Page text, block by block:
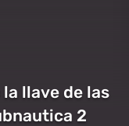
llave de las
2